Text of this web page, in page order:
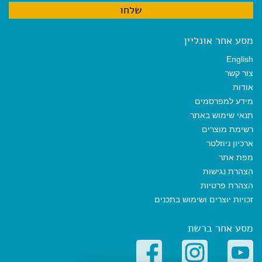
מסע אחר אונליין
English
צור קשר
אודות
מידע למפרסמים
תנאי שימוש באתר
רשימת מוצרים
ארכיון ניוזלטר
מפת אתר
הצהרת נגישות
הצהרת פרטיות
זכויות יוצרים ושימוש בתכנים
מסע אחר ברשת